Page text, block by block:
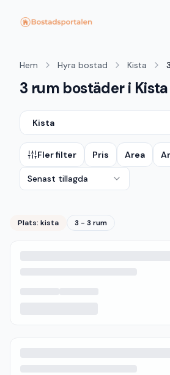
Hem Hyra bostad Kista
3 rum bostäder i Kista
Kista
Fler filter Pris Area
Senast tillagda
Plats: kista 3 - 3 rum